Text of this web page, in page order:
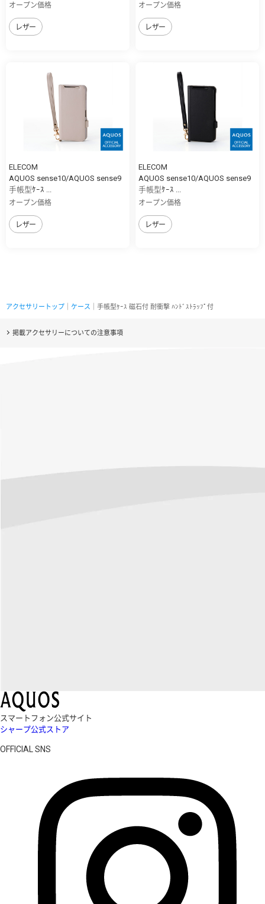
オープン価格
レザー
オープン価格
レザー
ELECOM
AQUOS sense10/AQUOS sense9
手帳型ｹｰｽ ...
オープン価格
レザー
ELECOM
AQUOS sense10/AQUOS sense9
手帳型ｹｰｽ ...
オープン価格
レザー
アクセサリートップ ケース ｜手帳型ｹｰｽ 磁石付 耐衝撃 ﾊﾝﾄﾞｽﾄﾗｯﾌﾟ付
掲載アクセサリーについての注意事項
スマートフォン公式サイト
シャープ公式ストア
OFFICIAL SNS